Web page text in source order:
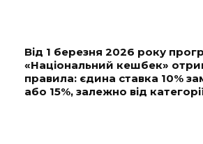
Від 1 березня 2026 року
«Національний кешбек»
правила: єдина ставка 10%
або 15%, залежно від